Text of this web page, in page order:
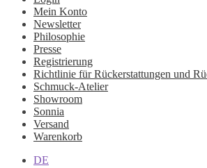
Mein Konto
Newsletter
Philosophie
Presse
Registrierung
Richtlinie für Rückerstattungen und
Schmuck-Atelier
Showroom
Sonnia
Versand
Warenkorb
DE